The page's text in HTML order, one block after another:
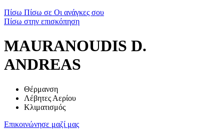
Πίσω Πίσω σε Οι ανάγκες σου
Πίσω στην επισκόπηση
MAURANOUDIS D.
ANDREAS
Θέρμανση
Λέβητες Αερίου
Κλιματισμός
Επικοινώνησε μαζί μας